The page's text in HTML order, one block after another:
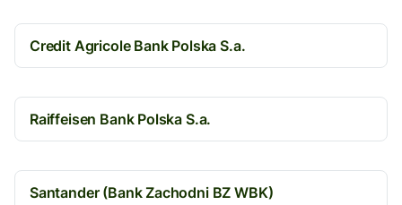
Credit Agricole Bank Polska S.a.
Raiffeisen Bank Polska S.a.
Santander (Bank Zachodni BZ WBK)